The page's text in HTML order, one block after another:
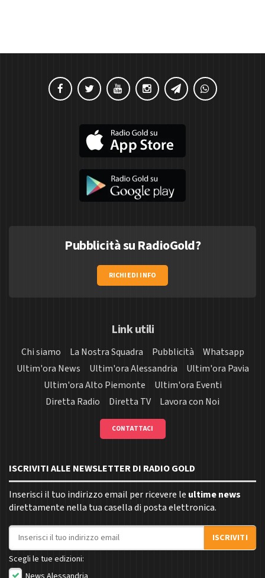
Pubblicità su RadioGold?
RICHIEDI INFO
Link utili
Chi siamo La Nostra Squadra Pubblicità
Whatsapp
Ultim'ora News
Ultim'ora Alessandria
Ultim'ora Pavia
Ultim'ora Alto Piemonte
Ultim'ora Eventi
Diretta Radio
Diretta TV Lavora con Noi
CONTATTACI
ISCRIVITI ALLE NEWSLETTER DI RADIO GOLD
Inserisci il tuo indirizzo email per ricevere le ultime news
direttamente nella tua casella di posta elettronica.
Indirizzo email
ISCRIVITI
Scegli le tue edizioni: